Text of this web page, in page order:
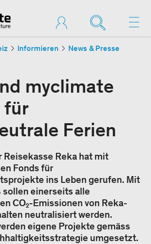
Informieren News & Presse
myclimate
für
Ferien
Reisekasse Reka hat mit
Fonds für
ins Leben gerufen. Mit
sollen einerseits alle
CO₂-Emissionen von Reka-
neutralisiert werden.
eigene Projekte gemäss
umgesetzt.